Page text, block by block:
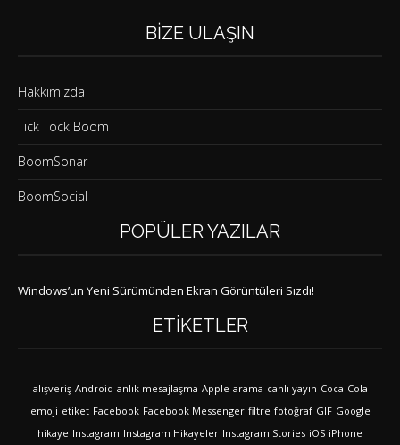
BIZE ULAŞIN
Hakkımızda
Tick Tock Boom
BoomSonar
BoomSocial
POPÜLER YAZILAR
Windows’un Yeni Sürümünden Ekran Görüntüleri Sızdı!
ETIKETLER
alışveriş Android anlık mesajlaşma Apple arama canlı yayın Coca-Cola
emoji etiket Facebook Facebook Messenger filtre fotoğraf GIF Google
hikaye Instagram Instagram Hikayeler Instagram Stories iOS iPhone